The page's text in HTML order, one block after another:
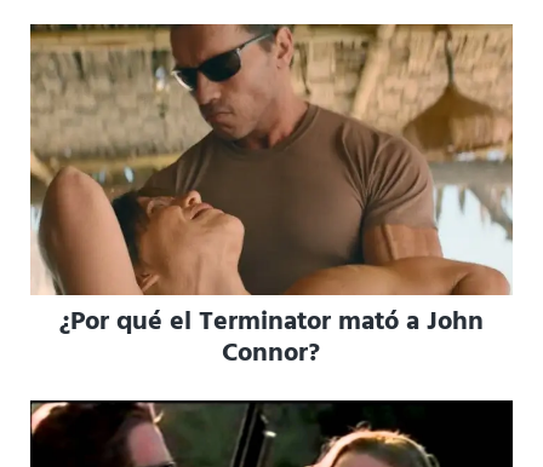
¿Por qué el Terminator mató a John
Connor?